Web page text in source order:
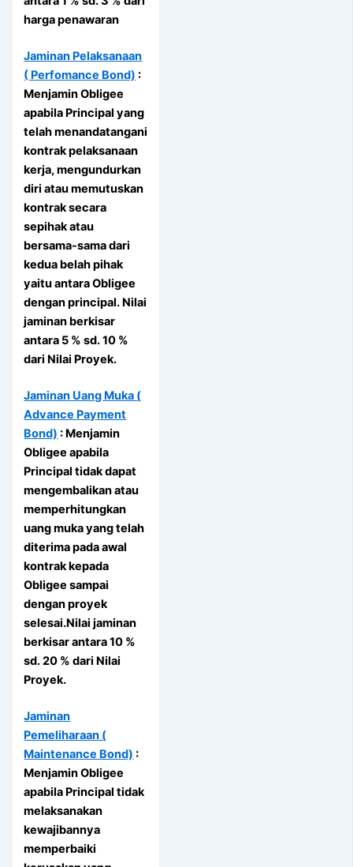
harga penawaran
Jaminan Pelaksanaan
( Perfomance Bond) :
Menjamin Obligee
apabila Principal yang
telah menandatangani
kontrak pelaksanaan
kerja, mengundurkan
diri atau memutuskan
kontrak secara
sepihak atau
bersama-sama dari
kedua belah pihak
yaitu antara Obligee
dengan principal. Nilai
jaminan berkisar
antara 5 % sd. 10 %
dari Nilai Proyek.
Jaminan Uang Muka (
Advance Payment
Bond) : Menjamin
Obligee apabila
Principal tidak dapat
mengembalikan atau
memperhitungkan
uang muka yang telah
diterima pada awal
kontrak kepada
Obligee sampai
dengan proyek
selesai.Nilai jaminan
berkisar antara 10 %
sd. 20 % dari Nilai
Proyek.
Jaminan
Pemeliharaan (
Maintenance Bond) :
Menjamin Obligee
apabila Principal tidak
melaksanakan
kewajibannya
memperbaiki